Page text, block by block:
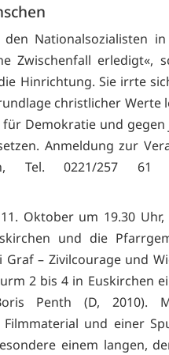
Nationalsozialisten in
Zwischenfall erledigt«,
Hinrichtung. Sie irrte
christlicher Werte
Demokratie und gegen
Anmeldung zur
Tel. 0221/257
Oktober um 19.30 Uhr,
und die
– Zivilcourage und
2 bis 4 in Euskirchen
Penth (D, 2010).
und einer
einem langen,